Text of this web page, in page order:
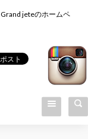
jeteのホームペ